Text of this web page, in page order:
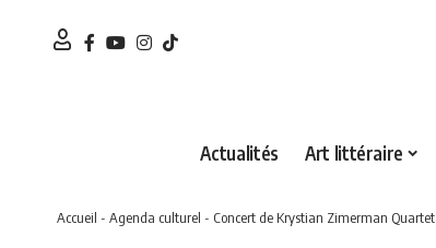
Actualités Art littéraire
Accueil - Agenda culturel - Concert de Krystian Zimerman Quartet